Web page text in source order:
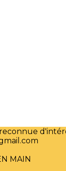
reconnue
MAIN